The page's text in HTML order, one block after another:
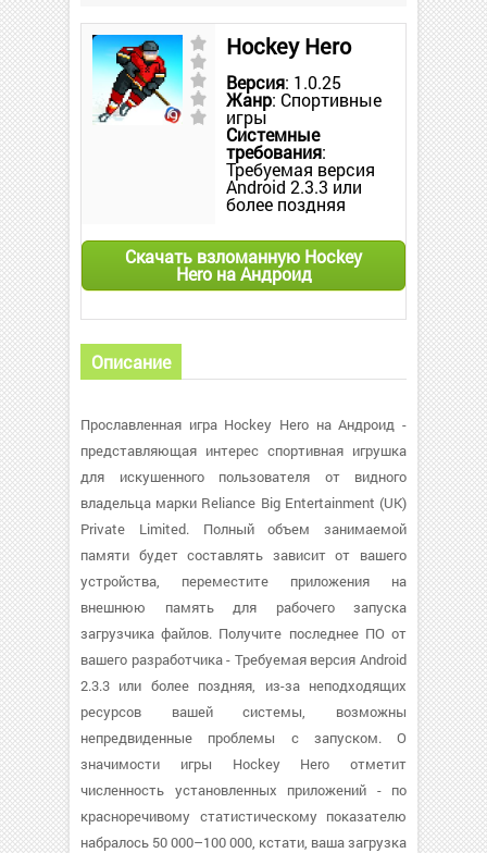
Hockey Hero
Версия: 1.0.25
Жанр: Спортивные
игры
Системные
требования:
Требуемая версия
Android 2.3.3 или
более поздняя
Скачать взломанную Hockey
Hero на Андроид
Описание
Прославленная игра Hockey Hero на Андроид -
представляющая интерес спортивная игрушка
для искушенного пользователя от видного
владельца марки Reliance Big Entertainment (UK)
Private Limited. Полный объем занимаемой
памяти будет составлять зависит от вашего
устройства, переместите приложения на
внешнюю память для рабочего запуска
загрузчика файлов. Получите последнее ПО от
вашего разработчика - Требуемая версия Android
2.3.3 или более поздняя, из-за неподходящих
ресурсов вашей системы, возможны
непредвиденные проблемы с запуском. О
значимости игры Hockey Hero отметит
численность установленных приложений - по
красноречивому статистическому показателю
набралось 50 000–100 000, кстати, ваша загрузка